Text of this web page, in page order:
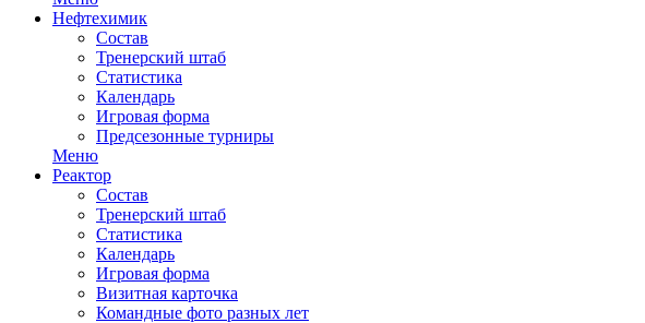
Нефтехимик
Состав
Тренерский штаб
Статистика
Календарь
Игровая форма
Предсезонные турниры
Меню
Реактор
Состав
Тренерский штаб
Статистика
Календарь
Игровая форма
Визитная карточка
Командные фото разных лет